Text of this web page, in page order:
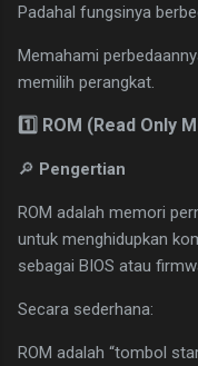
Padahal fungsinya
Memahami
memilih perangkat.
1️⃣ ROM (Read Only
🔎 Pengertian
ROM adalah memori
untuk menghidupkan
sebagai BIOS atau
Secara sederhana:
ROM adalah “tombol